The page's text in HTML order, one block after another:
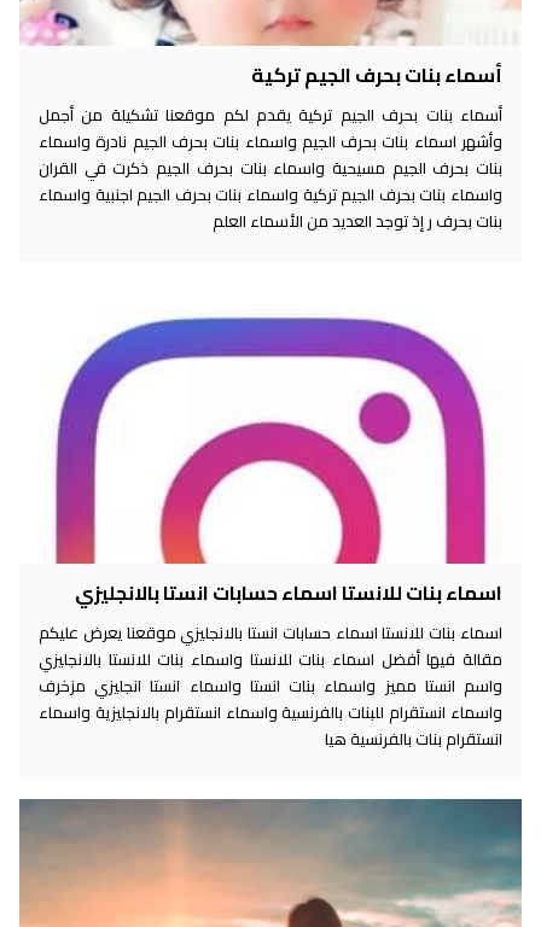
أسماء بنات بحرف الجيم تركية
أسماء بنات بحرف الجيم تركية يقدم لكم موقعنا تشكيلة من أجمل
وأشهر اسماء بنات بحرف الجيم واسماء بنات بحرف الجيم نادرة واسماء
بنات بحرف الجيم مسيحية واسماء بنات بحرف الجيم ذكرت في القران
واسماء بنات بحرف الجيم تركية واسماء بنات بحرف الجيم اجنبية واسماء
بنات بحرف ر إذ توجد العديد من الأسماء العلم
اسماء بنات للانستا اسماء حسابات انستا بالانجليزي
اسماء بنات للانستا اسماء حسابات انستا بالانجليزي موقعنا يعرض عليكم
مقالة فيها أفضل اسماء بنات للانستا واسماء بنات للانستا بالانجليزي
واسم انستا مميز واسماء بنات انستا واسماء انستا انجليزي مزخرف
واسماء انستقرام للبنات بالفرنسية واسماء انستقرام بالانجليزية واسماء
انستقرام بنات بالفرنسية هيا